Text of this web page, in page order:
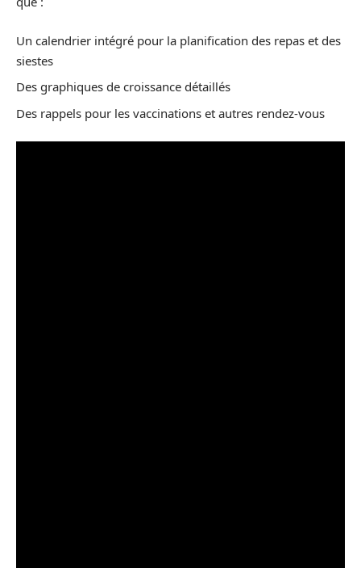
Un calendrier intégré pour la planification des repas et des
siestes
Des graphiques de croissance détaillés
Des rappels pour les vaccinations et autres rendez-vous